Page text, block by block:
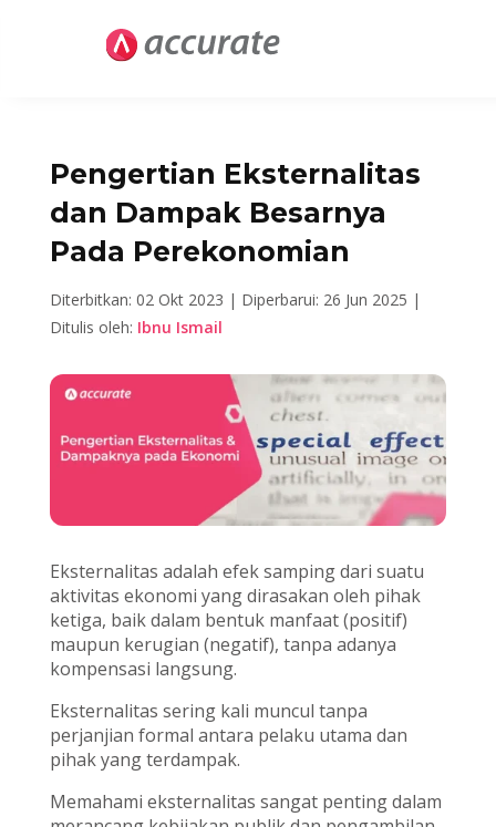
Pengertian Eksternalitas
dan Dampak Besarnya
Pada Perekonomian
Diterbitkan: 02 Okt 2023 | Diperbarui: 26 Jun 2025 |
Ditulis oleh: Ibnu Ismail
Eksternalitas adalah efek samping dari suatu
aktivitas ekonomi yang dirasakan oleh pihak
ketiga, baik dalam bentuk manfaat (positif)
maupun kerugian (negatif), tanpa adanya
kompensasi langsung.
Eksternalitas sering kali muncul tanpa
perjanjian formal antara pelaku utama dan
pihak yang terdampak.
Memahami eksternalitas sangat penting dalam